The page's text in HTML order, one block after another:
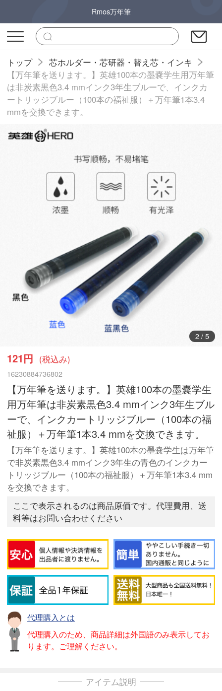
Rmos万年筆
トップ
芯ホルダー・芯研器・替え芯・インキ
【万年筆を送ります。】英雄100本の墨嚢学生用万年筆
は非炭素黒色3.4 mmインク3年生ブルーで、インクカ
ートリッジブルー（100本の福祉服）＋万年筆1本3.4
mmを交換できます。
3/ 5
121円 (税込み)
16230884736802
【万年筆を送ります。】英雄100本の墨嚢学生
用万年筆は非炭素黒色3.4 mmインク3年生ブル
ーで、インクカートリッジブルー（100本の福
祉服）＋万年筆1本3.4 mmを交換できます。
【万年筆を送ります。】英雄100本の墨嚢学生は万年筆
で非炭素黒色3.4 mmインク3年生の青色のインクカー
トリッジブルー（100本の福祉服）＋万年筆1本3.4 mm
を交換できます。
ここで表示されるのは商品原価です。代理費用、送
料等はお問い合わせください
代理購入とは
代理購入のため、商品詳細は外国語のみ表示してお
ります。ご理解ください。
アイテム説明